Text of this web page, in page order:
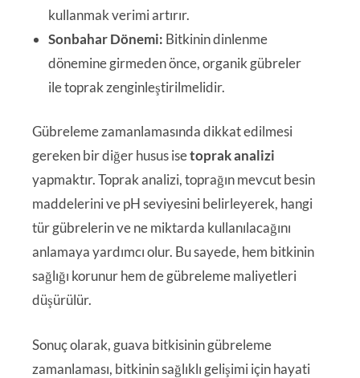
kullanmak verimi artırır.
Sonbahar Dönemi: Bitkinin dinlenme
dönemine girmeden önce, organik gübreler
ile toprak zenginleştirilmelidir.
Gübreleme zamanlamasında dikkat edilmesi
gereken bir diğer husus isetoprak analizi
yapmaktır. Toprak analizi, toprağın mevcut besin
maddelerini ve pH seviyesini belirleyerek, hangi
tür gübrelerin ve ne miktarda kullanılacağını
anlamaya yardımcı olur. Bu sayede, hem bitkinin
sağlığı korunur hem de gübreleme maliyetleri
düşürülür.
Sonuç olarak, guava bitkisinin gübreleme
zamanlaması, bitkinin sağlıklı gelişimi için hayati